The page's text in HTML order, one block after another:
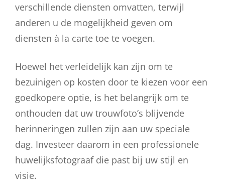
verschillende diensten omvatten, terwijl
anderen u de mogelijkheid geven om
diensten à la carte toe te voegen.
Hoewel het verleidelijk kan zijn om te
bezuinigen op kosten door te kiezen voor een
goedkopere optie, is het belangrijk om te
onthouden dat uw trouwfoto’s blijvende
herinneringen zullen zijn aan uw speciale
dag. Investeer daarom in een professionele
huwelijksfotograaf die past bij uw stijl en
visie.